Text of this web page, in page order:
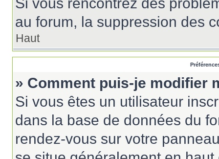
au forum, la suppression des
Haut
» Comment puis-je modifier
Si vous êtes un utilisateur
dans la base de données du
rendez-vous sur votre